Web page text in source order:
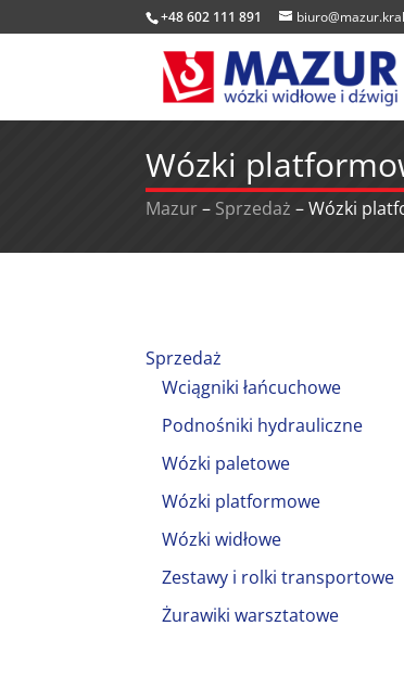
+48 602 111 891
Wózki
Mazur– Sprzedaż –Wózki
Sprzedaż
Wciągniki łańcuchowe
Podnośniki hydrauliczne
Wózki paletowe
Wózki platformowe
Wózki widłowe
Zestawy i rolki transportowe
Żurawiki warsztatowe